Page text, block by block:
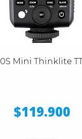
Mini Thinklite
$119.900